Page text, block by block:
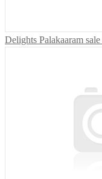
Delights Palakaaram sale